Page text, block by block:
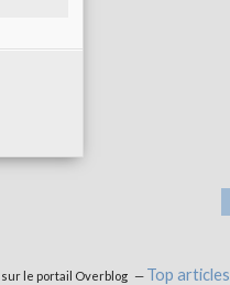
sur le portail Overblog Top articles